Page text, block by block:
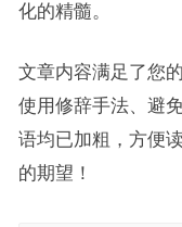
化的精髓。
文章内容满足了您
使用修辞手法、避
语均已加粗，方便
的期望！